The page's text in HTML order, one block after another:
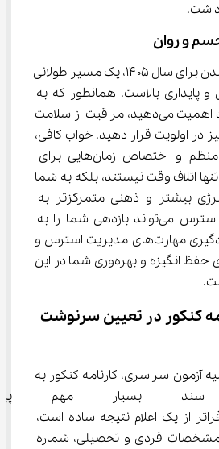
و روان
فرآیند پشت کنکور ماندن برای سال ۱۴۰۵، یک مسیر طولانی
و پایداری بالاست. همانطور که به
برنامه‌ریزی درسی خود اهمیت می‌دهید، مراقبت از سلامت
را نیز در اولویت قرار دهید. خواب کافی،
تغذیه سالم، ورزش منظم و اختصاص زمان‌هایی برای
اتلاف وقت نیستند، بلکه به شما
با انرژی بیشتر و ذهنی متمرکزتر به
مطالعه ادامه دهید. استرس می‌تواند بازدهی شما را به
شدت کاهش دهد، یادگیری مهارت‌های مدیریت استرس و
حفظ تعادل روانی، برای حفظ انگیزه و بهره‌وری شما در این
کنکور در تعیین سرنوشت
آزمون سراسری، کارنامه کنکور به
بسیار مهم
فراتر از یک اعلام نتیجه ساده است،
مشخصات فردی و تحصیلی، شماره